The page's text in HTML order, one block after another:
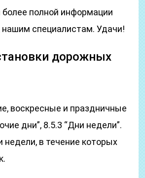
полной информации
нашим специалистам. Удачи!
дорожных
воскресные и праздничные
дни”, 8.5.3 “Дни недели”.
в течение которых